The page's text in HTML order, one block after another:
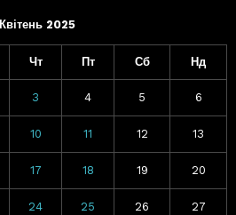
Квітень 2025
Чт Пт Сб Нд
3 4 5 6
10 11 12 13
17 18 19 20
24 25 26 27